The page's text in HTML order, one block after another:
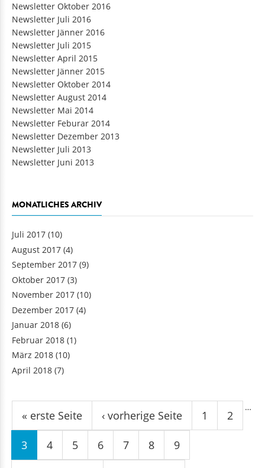
Newsletter Oktober 2016
Newsletter Juli 2016
Newsletter Jänner 2016
Newsletter Juli 2015
Newsletter April 2015
Newsletter Jänner 2015
Newsletter Oktober 2014
Newsletter August 2014
Newsletter Mai 2014
Newsletter Feburar 2014
Newsletter Dezember 2013
Newsletter Juli 2013
Newsletter Juni 2013
MONATLICHES ARCHIV
Juli 2017 (10)
August 2017 (4)
September 2017 (9)
Oktober 2017 (3)
November 2017 (10)
Dezember 2017 (4)
Januar 2018 (6)
Februar 2018 (1)
März 2018 (10)
April 2018 (7)
Seiten
« erste Seite ‹ vorherige Seite 1 2
3 4 5 6 7 8 9
…